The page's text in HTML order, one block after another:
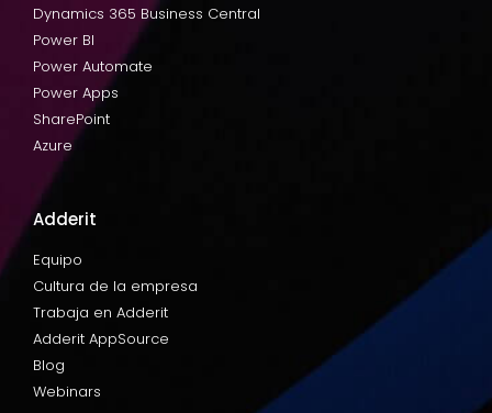
Dynamics 365 Business Central
Power BI
Power Automate
Power Apps
SharePoint
Azure
Adderit
Equipo
Cultura de la empresa
Trabaja en Adderit
Adderit AppSource
Blog
Webinars